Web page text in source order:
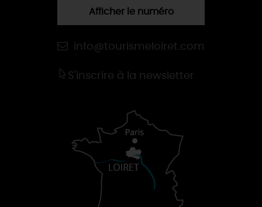
Afficher le numéro
info@tourismeloiret.com
S'inscrire à la newsletter